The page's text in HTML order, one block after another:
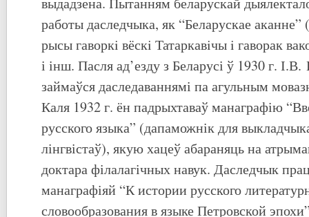
работы даследчыка, як “Беларускае
рысы гаворкi вёскi Татаркавiчы i гаворак
і інш. Пасля ад’езду з Беларусі ў 1930 г.
займаўся даследаваннямі па агульным
Каля 1932 г. ён падрыхтаваў манаграфію
русского языка” (дапаможнік для
лінгвістаў), якую хацеў абараняць на
доктара філалагічных навук. Даследчык
манаграфіяй “К истории русского
словообразования в языке Петровской